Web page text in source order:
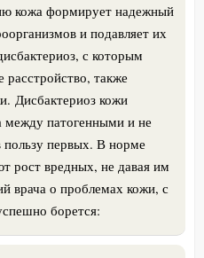
кожа формирует надежный
и подавляет их
с которым
также
Дисбактериоз кожи
между патогенными и не
первых. В норме
рост вредных, не давая им
врача о проблемах кожи, с
борется: